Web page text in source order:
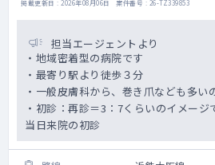
掲載更新日 : 2026年08月06日 案件番号 : 26-TZ339853
担当エージェントより
・地域密着型の病院です
・最寄り駅より徒歩３分
・一般皮膚科から、巻き爪なども多い
・初診：再診＝3：7くらいのイメー
当日来院の初診